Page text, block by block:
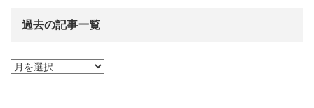
過去の記事一覧
過